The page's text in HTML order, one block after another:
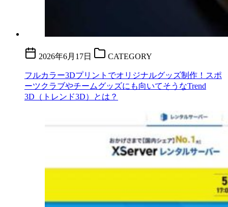
2026年6月17日 CATEGORY
フルカラー3Dプリントでオリジナルグッズ制作！スポ
ーツクラブやチームグッズにも向いてそうなTrend
3D（トレンド3D）とは？